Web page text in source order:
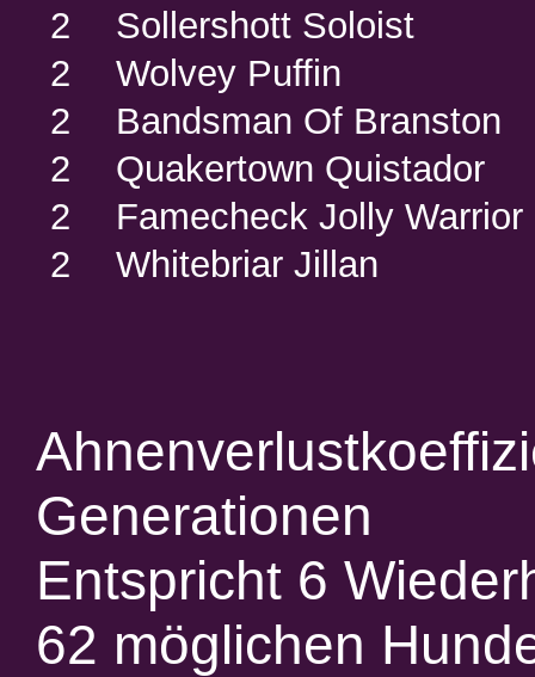
2
Sollershott Soloist
2
Wolvey Puffin
2
Bandsman Of Branston
2
Quakertown Quistador
2
Famecheck Jolly Warrior
2
Whitebriar Jillan
Generationen
Entspricht 6
62 möglichen